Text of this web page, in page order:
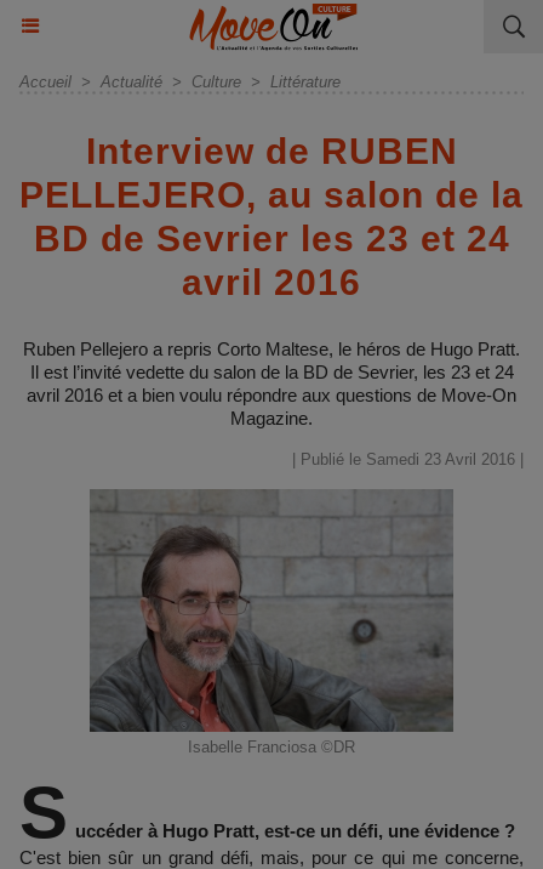
Accueil > Actualité > Culture > Littérature
Interview de RUBEN
PELLEJERO, au salon de la
BD de Sevrier les 23 et 24
avril 2016
Ruben Pellejero a repris Corto Maltese, le héros de Hugo Pratt.
Il est l’invité vedette du salon de la BD de Sevrier, les 23 et 24
avril 2016 et a bien voulu répondre aux questions de Move-On
Magazine.
| Publié le Samedi 23 Avril 2016 |
Isabelle Franciosa ©DR
S uccéder à Hugo Pratt, est-ce un défi, une évidence ?
C'est bien sûr un grand défi, mais, pour ce qui me concerne,